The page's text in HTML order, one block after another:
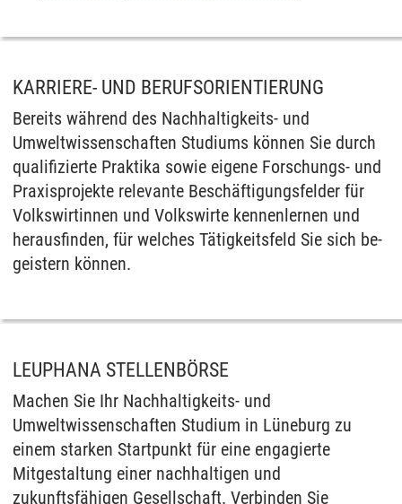
KARRIERE- UND BERUFSORIENTIERUNG
Be­reits während des Nachhaltigkeits- und
Umweltwissenschaften Stu­di­ums können Sie durch
qua­li­fi­zier­te Prak­ti­ka so­wie ei­ge­ne For­schungs- und
Pra­xis­pro­jek­te re­le­van­te Beschäfti­gungs­fel­der für
Volkswirtinnen und Volkswirte ken­nen­ler­nen und
her­aus­fin­den, für wel­ches Tätig­keits­feld Sie sich be­
geis­tern können.
LEUPHANA STELLENBÖRSE
Machen Sie Ihr Nachhaltigkeits- und
Umweltwissenschaften Studium in Lüneburg zu
einem starken Startpunkt für eine engagierte
Mitgestaltung einer nachhaltigen und
zukunftsfähigen Gesellschaft. Verbinden Sie